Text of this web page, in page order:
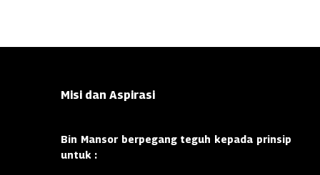
Misi dan Aspirasi
Bin Mansor berpegang teguh kepada prinsip
untuk :